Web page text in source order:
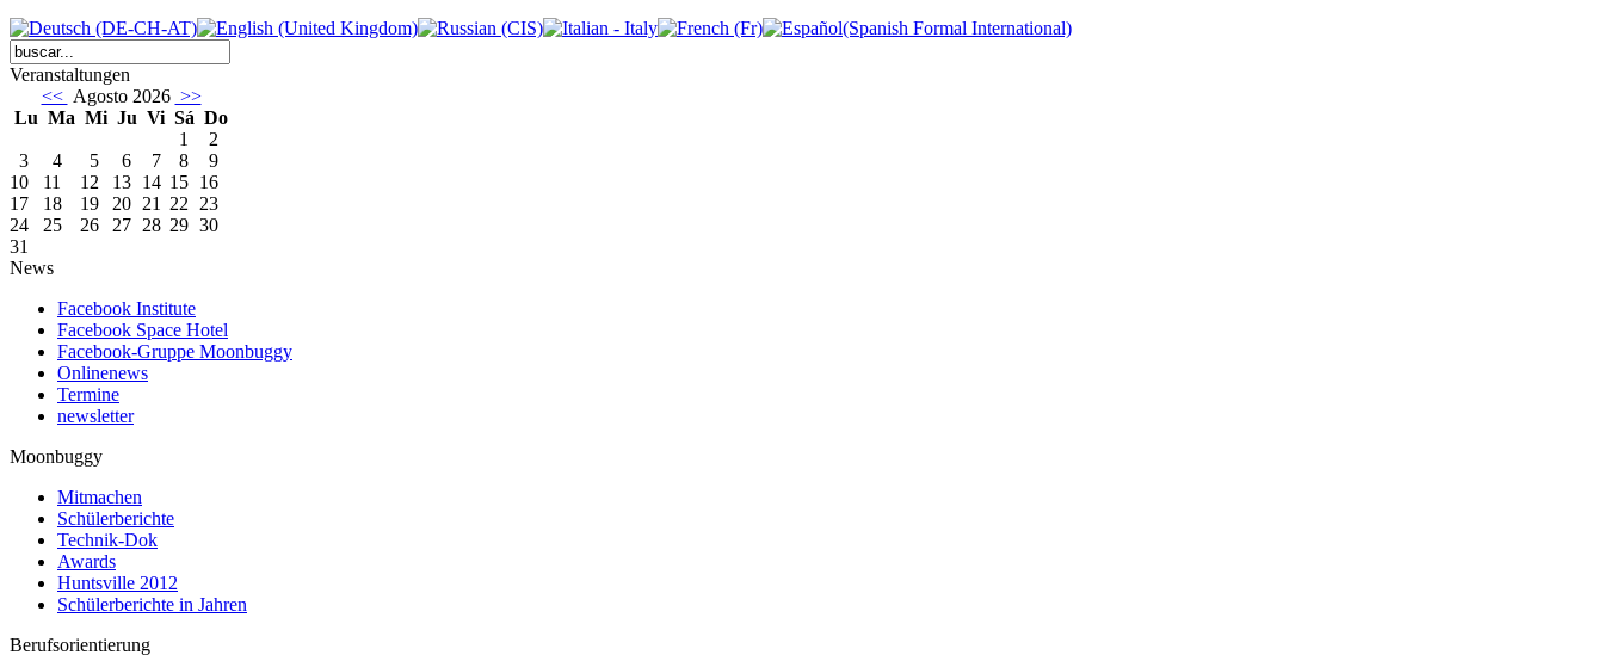
Veranstaltungen
<< Agosto 2026 >>
Lu Ma Mi Ju Vi Sá Do
1
2
3
4 5 6 7 8
9
10
11 12 13 14 15 16
17
18 19 20 21 22 23
24
25 26 27 28 29 30
31
News
Facebook Institute
Facebook Space Hotel
Facebook-Gruppe Moonbuggy
Onlinenews
Termine
newsletter
Moonbuggy
Mitmachen
Schülerberichte
Technik-Dok
Awards
Huntsville 2012
Schülerberichte in Jahren
Berufsorientierung